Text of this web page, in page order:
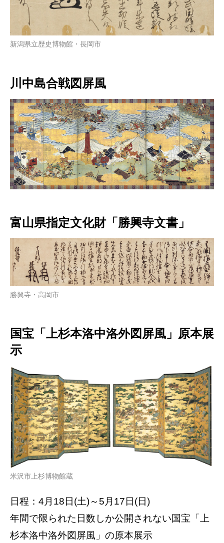
新潟県立歴史博物館・長岡市
川中島合戦図屏風
富山県指定文化財「勝興寺文書」
勝興寺・高岡市
国宝「上杉本洛中洛外図屏風」原本展
示
米沢市上杉博物館蔵
日程：4月18日(土)～5月17日(日)
年間で限られた日数しか公開されない国宝「上
杉本洛中洛外図屏風」の原本展示